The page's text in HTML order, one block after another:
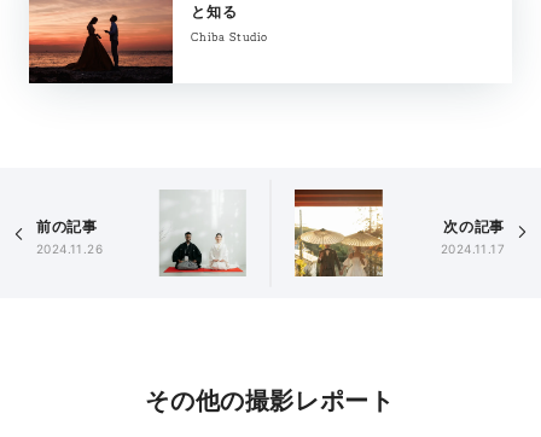
と知る
Chiba Studio
前の記事
2024.11.26
次の記事
2024.11.17
その他の撮影レポート